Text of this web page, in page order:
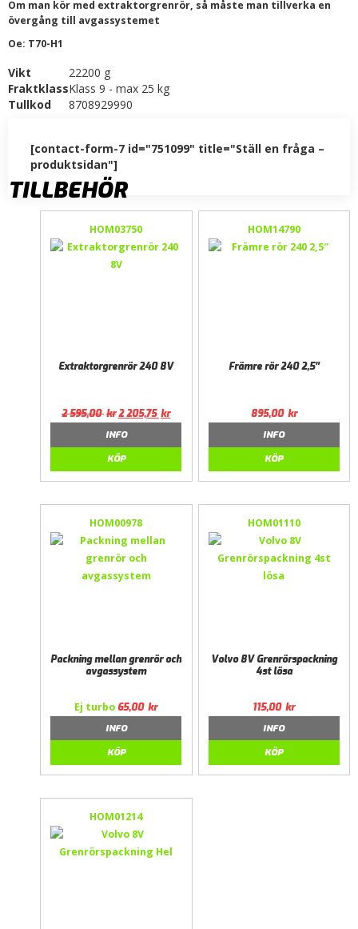
Om man kör med extraktorgrenrör, så måste man tillverka en
övergång till avgassystemet
Oe: T70-H1
Vikt
22200 g
FraktklassKlass 9 - max 25 kg
Tullkod
8708929990
[contact-form-7 id="751099" title="Ställ en fråga –
produktsidan"]
TILLBEHÖR
HOM03750
Extraktorgrenrör 240 8V
2 595,00kr 2 205,75 kr
INFO
KÖP
HOM14790
Främre rör 240 2,5″
895,00 kr
INFO
KÖP
HOM00978
Packning mellan grenrör och
avgassystem
Ej turbo 65,00 kr
INFO
KÖP
HOM01110
Volvo 8V Grenrörspackning
4st lösa
115,00 kr
INFO
KÖP
HOM01214